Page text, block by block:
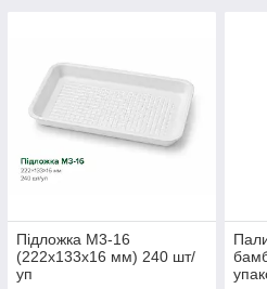
Підложка М3-16
(222х133х16 мм) 240 шт/
уп